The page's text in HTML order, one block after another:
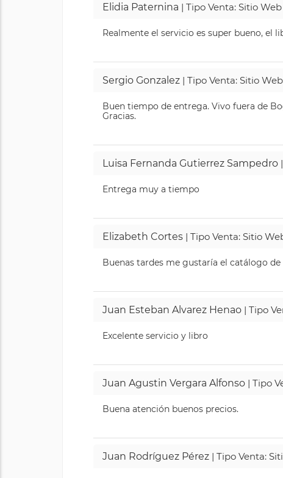
Elidia Paternina | Tipo Venta: Sitio
Realmente el servicio es super bueno, el
Sergio Gonzalez | Tipo Venta: Sitio
Buen tiempo de entrega. Vivo fuera de
Gracias.
Luisa Fernanda Gutierrez Sampedro
Entrega muy a tiempo
Elizabeth Cortes | Tipo Venta: Sitio
Buenas tardes me gustaría el catálogo
Juan Esteban Alvarez Henao | Tipo
Excelente servicio y libro
Juan Agustin Vergara Alfonso | Tipo
Buena atención buenos precios.
Juan Rodríguez Pérez | Tipo Venta: